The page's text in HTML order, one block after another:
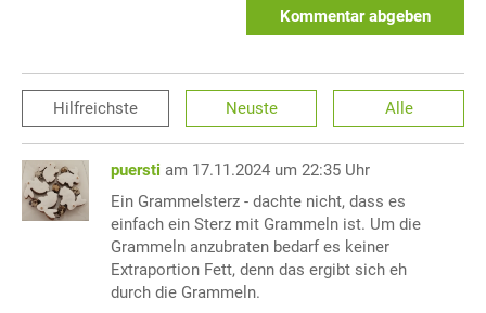
Kommentar abgeben
Hilfreichste Neuste Alle
puersti am 17.11.2024 um 22:35 Uhr
Ein Grammelsterz - dachte nicht, dass es
einfach ein Sterz mit Grammeln ist. Um die
Grammeln anzubraten bedarf es keiner
Extraportion Fett, denn das ergibt sich eh
durch die Grammeln.